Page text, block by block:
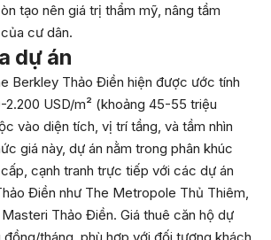
tạo nên giá trị thẩm mỹ, nâng tầm
cư dân.
dự án
Berkley Thảo Điền hiện được ước tính
2.200 USD/m² (khoảng 45-55 triệu
vào diện tích, vị trí tầng, và tầm nhìn
giá này, dự án nằm trong phân khúc
cạnh tranh trực tiếp với các dự án
Điền như The Metropole Thủ Thiêm,
Thảo Điền. Giá thuê căn hộ dự